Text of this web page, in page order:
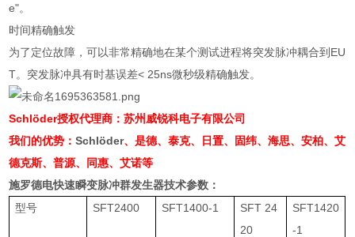
e"。
时间精确触发
为了定位故障，可以非常精确地在某个测试进程将突发脉冲耦合到EU
T。突发脉冲具有时基误差< 25ns微秒级精确触发。
Schlöder授权代理商：苏州威锐科电子有限公司
我们的优势：Schlöder、是德、泰克、日置、固纬、海思、安柏、艾
德克斯、普源、同惠、艾诺等
施罗德电快速瞬变脉冲群发生器技术参数：
型号
SFT2400 SFT1400-1
SFT 24
20
SFT1420
-1